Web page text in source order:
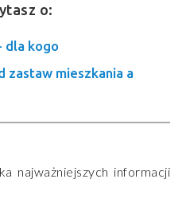
o:
dla kogo
zastaw mieszkania a
najważniejszych informacji